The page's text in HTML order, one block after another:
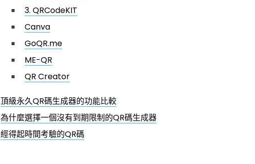
3. QRCodeKIT
Canva
GoQR.me
ME-QR
QR Creator
頂級永久QR碼生成器的功能比較
為什麼選擇一個沒有到期限制的QR碼生成器
經得起時間考驗的QR碼